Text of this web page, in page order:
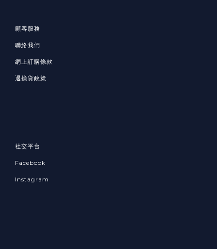
顧客服務
聯絡我們
網上訂購條款
退換貨政策
社交平台
Facebook
Instagram